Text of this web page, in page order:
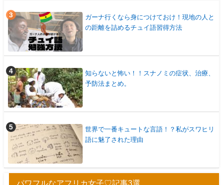
ガーナ行くなら身につけておけ！現地の人と
の距離を詰めるチュイ語習得方法
知らないと怖い！！スナノミの症状、治療、
予防法まとめ。
世界で一番キュートな言語！？私がスワヒリ
語に魅了された理由
パワフルなアフリカ女子♡記事3選